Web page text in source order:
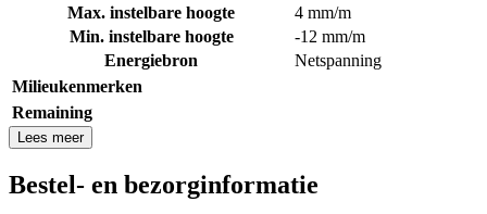
Max. instelbare hoogte
4 mm/m
Min. instelbare hoogte
-12 mm/m
Energiebron
Netspanning
Milieukenmerken
Remaining
Lees meer
Bestel- en bezorginformatie